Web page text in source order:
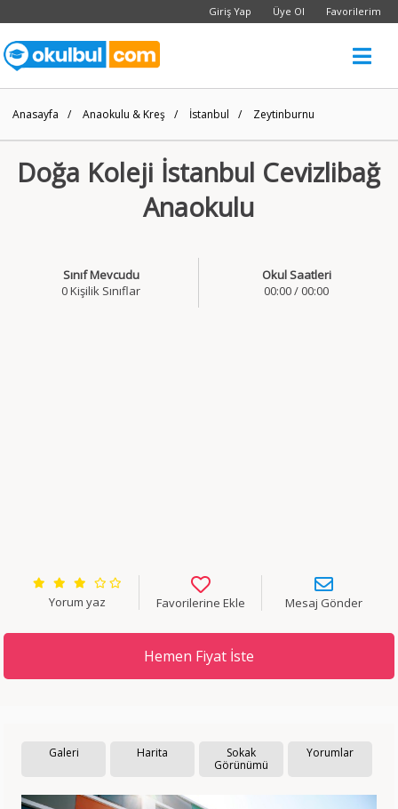
Giriş Yap Üye Ol Favorilerim
Anasayfa / Anaokulu & Kreş / İstanbul / Zeytinburnu
Doğa Koleji İstanbul Cevizlibağ
Anaokulu
Sınıf Mevcudu
0 Kişilik Sınıflar
Okul Saatleri
00:00 / 00:00
Mesaj Gönder
Favorilerine Ekle
Yorum yaz
Hemen Fiyat İste
Galeri Harita
Sokak
Görünümü
Yorumlar